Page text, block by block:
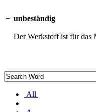
− unbeständig
Der Werkstoff ist für das
All